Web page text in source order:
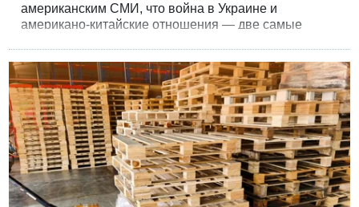
американским СМИ, что война в Украине и
американо-китайские отношения — две самые
впереди тяжелые испытания, которые естественно
отразятся и на мировой экономике.